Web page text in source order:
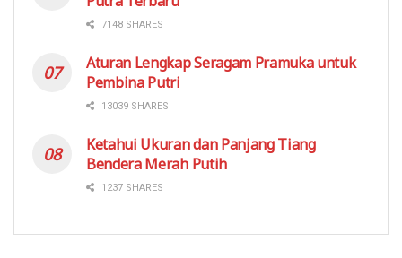
7148 SHARES
Aturan Lengkap Seragam Pramuka untuk
Pembina Putri
13039 SHARES
Ketahui Ukuran dan Panjang Tiang
Bendera Merah Putih
1237 SHARES